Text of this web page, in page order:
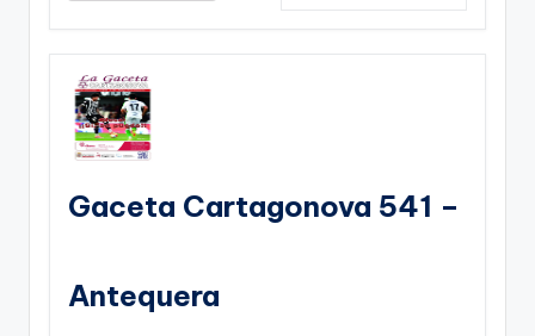
Gaceta Cartagonova 541 –
Antequera